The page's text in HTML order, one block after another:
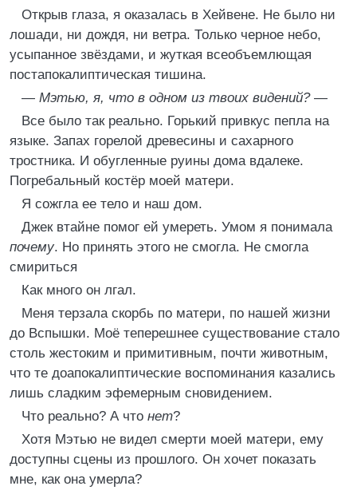
Открыв глаза, я оказалась в Хейвене. Не было ни
лошади, ни дождя, ни ветра. Только черное небо,
усыпанное звёздами, и жуткая всеобъемлющая
постапокалиптическая тишина.
— Мэтью, я, что в одном из твоих видений?—
Все было так реально. Горький привкус пепла на
языке. Запах горелой древесины и сахарного
тростника. И обугленные руины дома вдалеке.
Погребальный костёр моей матери.
Я сожгла ее тело и наш дом.
Джек втайне помог ей умереть. Умом я понимала
почему. Но принять этого не смогла. Не смогла
смириться
Как много он лгал.
Меня терзала скорбь по матери, по нашей жизни
до Вспышки. Моё теперешнее существование стало
столь жестоким и примитивным, почти животным,
что те доапокалиптические воспоминания казались
лишь сладким эфемерным сновидением.
Что реально? А что нет?
Хотя Мэтью не видел смерти моей матери, ему
доступны сцены из прошлого. Он хочет показать
мне, как она умерла?